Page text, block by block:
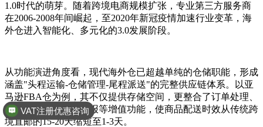
1.0时代的萌芽。随着跨境电商规模扩张，专业第三方服务商
在2006-2008年间崛起，至2020年新冠疫情加速行业变革，海
外仓进入智能化、多元化的3.0发展阶段。
从功能演进角度看，现代海外仓已超越单纯的仓储职能，形成
涵盖"头程运输-仓储管理-尾程派送"的完整供应链体系。以亚
马逊FBA仓为例，其不仅提供存储空间，更整合了订单处理、
退换货服务、税务申报等增值功能，使商品配送时效从传统跨
境直邮的15-20天缩短至1-3天。
VAT注册优惠咨询
全球商标专利注册